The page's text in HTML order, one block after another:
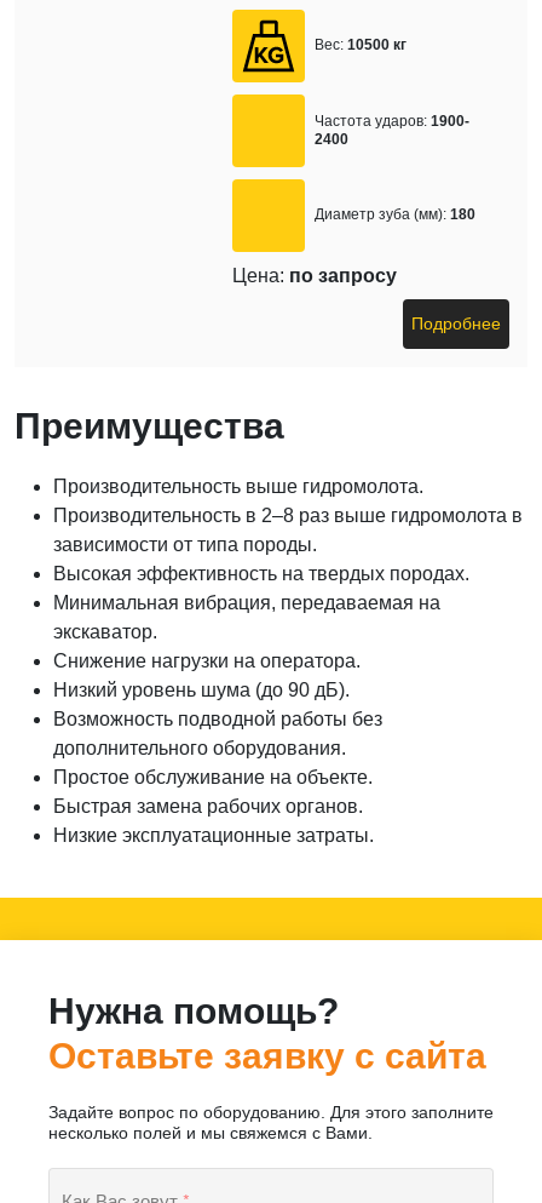
Вес: 10500 кг
Частота ударов: 1900-
2400
Диаметр зуба (мм): 180
Цена: по запросу
Подробнее
Преимущества
Производительность выше гидромолота.
Производительность в 2–8 раз выше гидромолота в
зависимости от типа породы.
Высокая эффективность на твердых породах.
Минимальная вибрация, передаваемая на
экскаватор.
Снижение нагрузки на оператора.
Низкий уровень шума (до 90 дБ).
Возможность подводной работы без
дополнительного оборудования.
Простое обслуживание на объекте.
Быстрая замена рабочих органов.
Низкие эксплуатационные затраты.
Нужна помощь?
Оставьте заявку с сайта
Задайте вопрос по оборудованию. Для этого заполните
несколько полей и мы свяжемся с Вами.